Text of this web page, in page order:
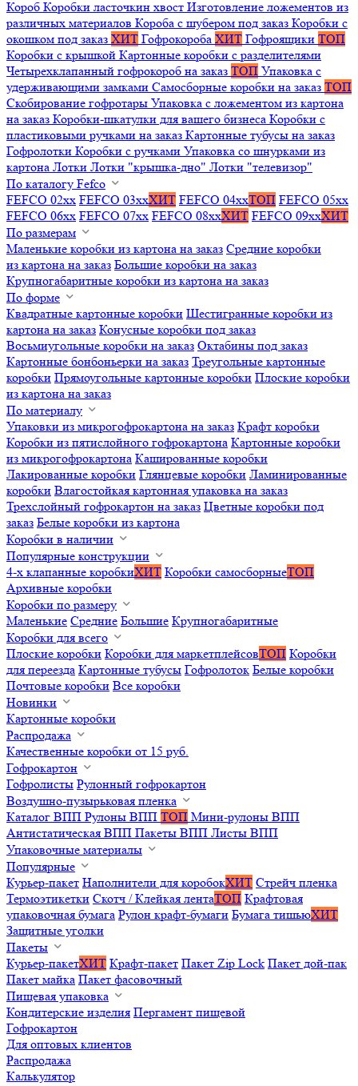
Короб Коробки ласточкин хвост Изготовление ложементов из
различных материалов Короба с шубером под заказ Коробки с
окошком под заказ ХИТ Гофрокороба ХИТ Гофроящики ТОП
Коробки с крышкой Картонные коробки с разделителями
Четырехклапанный гофрокороб на заказ ТОП Упаковка с
удерживающими замками Самосборные коробки на заказ ТОП
Скобирование гофротары Упаковка с ложементом из картона
на заказ Коробки-шкатулки для вашего бизнеса Коробки с
пластиковыми ручками на заказ Картонные тубусы на заказ
Гофролотки Коробки с ручками Упаковка со шнурками из
картона Лотки Лотки "крышка-дно" Лотки "телевизор"
По каталогу Fefco
FEFCO 02xx FEFCO 03xxХИТ FEFCO 04xxТОП FEFCO 05xx
FEFCO 06xx FEFCO 07xx FEFCO 08xxХИТ FEFCO 09xxХИТ
По размерам
Маленькие коробки из картона на заказ Средние коробки
из картона на заказ Большие коробки на заказ
Крупногабаритные коробки из картона на заказ
По форме
Квадратные картонные коробки Шестигранные коробки из
картона на заказ Конусные коробки под заказ
Восьмиугольные коробки на заказ Октабины под заказ
Картонные бонбоньерки на заказ Треугольные картонные
коробки Прямоугольные картонные коробки Плоские коробки
из картона на заказ
По материалу
Упаковки из микрогофрокартона на заказ Крафт коробки
Коробки из пятислойного гофрокартона Картонные коробки
из микрогофрокартона Кашированные коробки
Лакированные коробки Глянцевые коробки Ламинированные
коробки Влагостойкая картонная упаковка на заказ
Трехслойный гофрокартон на заказ Цветные коробки под
заказ Белые коробки из картона
Коробки в наличии
Популярные конструкции
4-х клапанные коробкиХИТ Коробки самосборныеТОП
Архивные коробки
Коробки по размеру
Маленькие Средние Большие Крупногабаритные
Коробки для всего
Плоские коробки Коробки для маркетплейсовТОП Коробки
для переезда Картонные тубусы Гофролоток Белые коробки
Почтовые коробки Все коробки
Новинки
Картонные коробки
Распродажа
Качественные коробки от 15 руб.
Гофрокартон
Гофролисты Рулонный гофрокартон
Воздушно-пузырьковая пленка
Каталог ВПП Рулоны ВПП ТОП Мини-рулоны ВПП
Антистатическая ВПП Пакеты ВПП Листы ВПП
Упаковочные материалы
Популярные
Курьер-пакет Наполнители для коробокХИТ Стрейч пленка
Термоэтикетки Скотч / Клейкая лентаТОП Крафтовая
упаковочная бумага Рулон крафт-бумаги Бумага тишьюХИТ
Защитные уголки
Пакеты
Курьер-пакетХИТ Крафт-пакет Пакет Zip Lock Пакет дой-пак
Пакет майка Пакет фасовочный
Пищевая упаковка
Кондитерские изделия Пергамент пищевой
Гофрокартон
Для оптовых клиентов
Распродажа
Калькулятор